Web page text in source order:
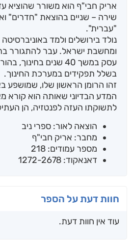
אריק חבי"ף הוא משורר שהוציא
שירה – שניים בהוצאת "חדרים"
"עברית".
נולד בירושלים ולמד
ומחשבת ישראל. עבר להתגורר
עסק במשך 40 שנים
בשלל תפקידים במערכת החינוך.
זהו הרומן הראשון שלו, שמושפע
המדע הבדיוני שאותה הוא קורא
לתשוקתו העזה לפנטזיה, הן
הוצאה לאור: ספרי ניב
מחבר: אריק חבי"ף
מספר עמודים: 218
דאנאקוד: 1272-2678
חוות דעת על הספר
עוד אין חוות דעת.